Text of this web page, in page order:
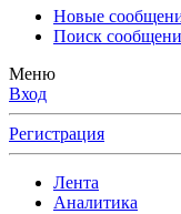
Новые
Поиск
Меню
Вход
Регистрация
Лента
Аналитика